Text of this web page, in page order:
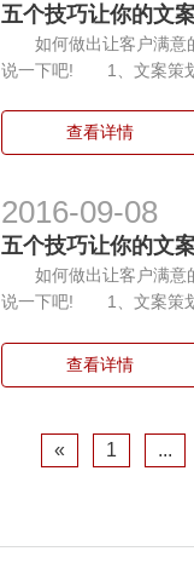
五个技巧让你的文
如何做出让客户满意的
说一下吧! 1、文案策
查看详情
2016-09-08
五个技巧让你的文
如何做出让客户满意的
说一下吧! 1、文案策
查看详情
« 1 ...